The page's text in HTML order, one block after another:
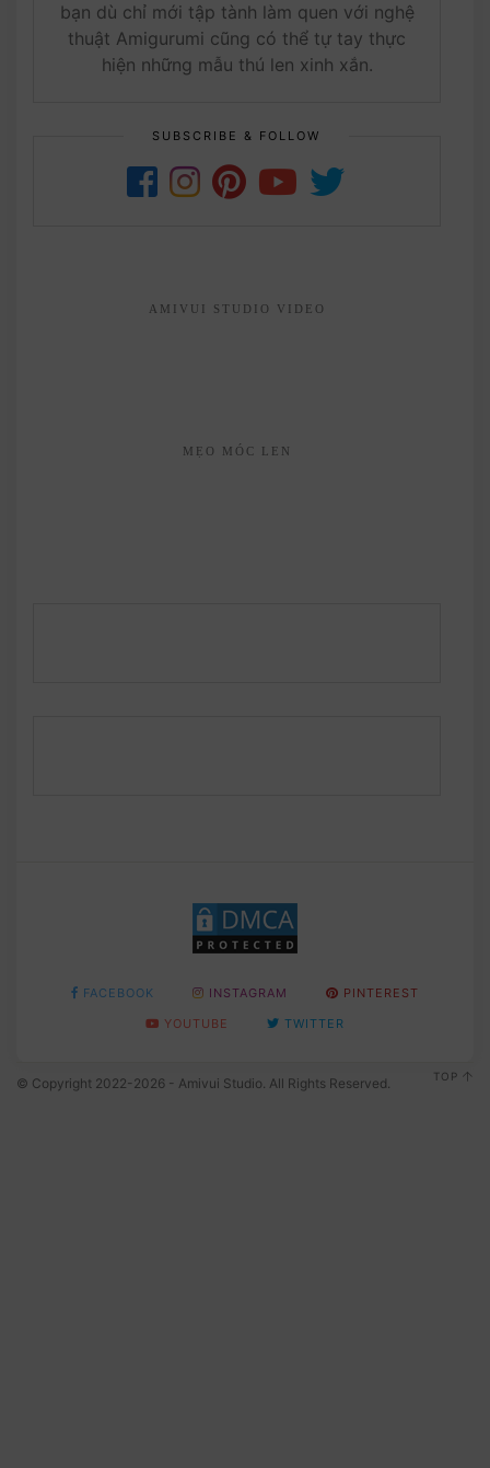
bạn dù chỉ mới tập tành làm quen với nghệ
thuật Amigurumi cũng có thể tự tay thực
hiện những mẫu thú len xinh xắn.
SUBSCRIBE & FOLLOW
AMIVUI STUDIO VIDEO
MẸO MÓC LEN
FACEBOOK INSTAGRAM
PINTEREST
YOUTUBE
TWITTER
© Copyright 2022-2026 - Amivui Studio. All Rights Reserved. TOP